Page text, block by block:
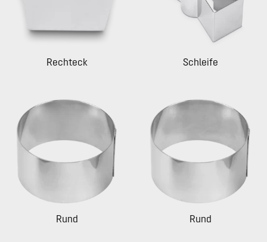
Rechteck Schleife
Rund Rund